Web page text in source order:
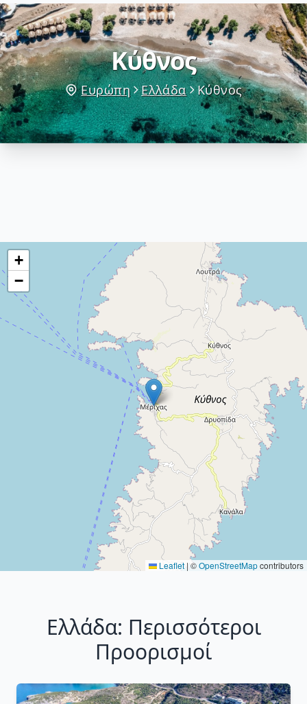
Κύθνος
Ευρώπη Ελλάδα Κύθνος
+
−
Leaflet | ©OpenStreetMapcontributors
Ελλάδα: Περισσότεροι
Προορισμοί